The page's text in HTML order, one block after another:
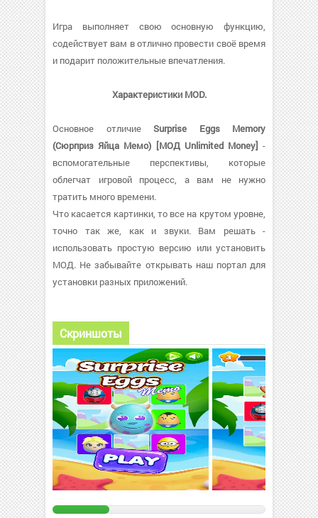
Игра выполняет свою основную функцию,
содействует вам в отлично провести своё время
и подарит положительные впечатления.
Характеристики MOD.
Основное отличие Surprise Eggs Memory
(Сюрприз Яйца Мемо) [МОД Unlimited Money] -
вспомогательные перспективы, которые
облегчат игровой процесс, а вам не нужно
тратить много времени.
Что касается картинки, то все на крутом уровне,
точно так же, как и звуки. Вам решать -
использовать простую версию или установить
МОД. Не забывайте открывать наш портал для
установки разных приложений.
Скриншоты